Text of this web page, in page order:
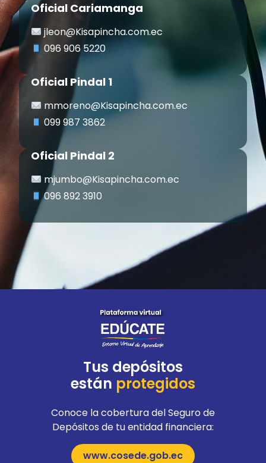
Oficial Cariamanga
jleon@Kisapincha.com.ec
096 906 5220
Oficial Pindal 1
mmoreno@Kisapincha.com.ec
099 987 3862
Oficial Pindal 2
mjumbo@Kisapincha.com.ec
096 892 3910
Tus depósitos
están protegidos
Conoce la cobertura del Seguro de
Depósitos de tu entidad financiera:
www.cosede.gob.ec